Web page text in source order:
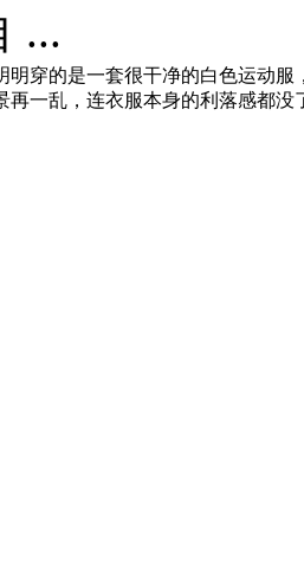
...
明穿的是一套很干净的白色运动
再一乱，连衣服本身的利落感都